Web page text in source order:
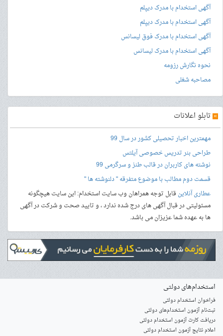
آگهی استخدام با مدرک دیپلم
آگهی استخدام با مدرک دیپلم
آگهی استخدام با مدرک فوق لیسانس
آگهی استخدام با مدرک لیسانس
نحوه نگارش رزومه
مصاحبه شغلی
» تابلو اعلانات
مهمترین اخبار تحصیلی کشور در سال 99
طراحی بنرتدریس خصوصی آیلتس
نوشته های کاربران در قالب طنز و سرگرمی 99
قسمت دوم مطالب با موضوع متفرقه " دلنوشته ها "
عطاری آنلاینقابل توجه همراهان وب سایت استخدام: این سایت هیچگونه
مسئولیتی در قبال آگهی های درج شده ندارد ، و تایید صحت و شرکت در آگهی
ها به عهده شما عزیزان می باشد.
استخدام‌های دولتی
فراخوان استخدام دولتی
ثبت‌نام آزمون‌ استخدام‌های دولتی
دریافت کارت آزمون استخدام دولتی
اعلام نتایج آزمون استخدام دولتی